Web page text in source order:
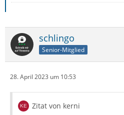
schlingo
Senior-Mitglied
28. April 2023 um 10:53
Zitat von kerni